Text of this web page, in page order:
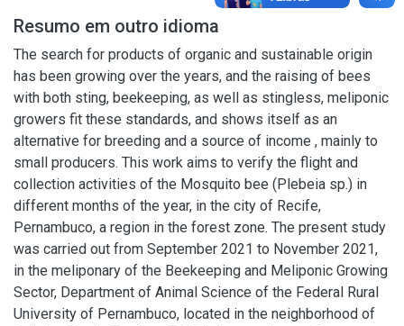
Resumo em outro idioma
The search for products of organic and sustainable origin
has been growing over the years, and the raising of bees
with both sting, beekeeping, as well as stingless, meliponic
growers fit these standards, and shows itself as an
alternative for breeding and a source of income , mainly to
small producers. This work aims to verify the flight and
collection activities of the Mosquito bee (Plebeia sp.) in
different months of the year, in the city of Recife,
Pernambuco, a region in the forest zone. The present study
was carried out from September 2021 to November 2021,
in the meliponary of the Beekeeping and Meliponic Growing
Sector, Department of Animal Science of the Federal Rural
University of Pernambuco, located in the neighborhood of